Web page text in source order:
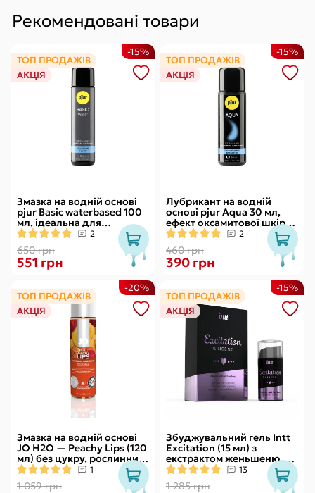
Рекомендовані товари
ТОП ПРОДАЖІВ
АКЦІЯ
Змазка на водній основі
pjur Basic waterbased 100
мл, ідеальна для
новачків, найкраща ціна/
якість
2
650 грн
-15%
551 грн
ТОП ПРОДАЖІВ
АКЦІЯ
Лубрикант на водній
основі pjur Aqua 30 мл,
ефект оксамитової шкіри
без прилипання
2
460 грн
-15%
390 грн
ТОП ПРОДАЖІВ
АКЦІЯ
Змазка на водній основі
JO H2O — Peachy Lips (120
мл) без цукру, рослинний
гліцерин
1
1 059 грн
-20%
ТОП ПРОДАЖІВ
АКЦІЯ
Збуджувальний гель Intt
Excitation (15 мл) з
екстрактом женьшеню, з
ефектом вібрації
13
1 285 грн
-15%